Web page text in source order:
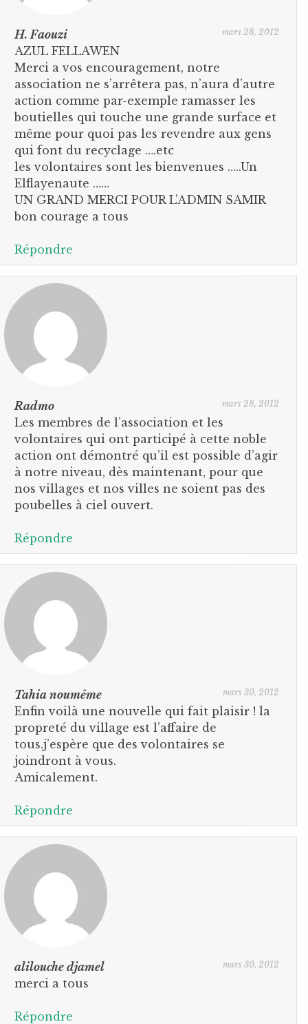
H. Faouzi mars 28, 2012
AZUL FELLAWEN
Merci a vos encouragement, notre
association ne s’arrêtera pas, n’aura d’autre
action comme par-exemple ramasser les
boutielles qui touche une grande surface et
même pour quoi pas les revendre aux gens
qui font du recyclage ….etc
les volontaires sont les bienvenues …..Un
Elflayenaute ……
UN GRAND MERCI POUR L’ADMIN SAMIR
bon courage a tous
Répondre
Radmo mars 28, 2012
Les membres de l’association et les
volontaires qui ont participé à cette noble
action ont démontré qu’il est possible d’agir
à notre niveau, dès maintenant, pour que
nos villages et nos villes ne soient pas des
poubelles à ciel ouvert.
Répondre
Tahia noumême mars 30, 2012
Enfin voilà une nouvelle qui fait plaisir ! la
propreté du village est l’affaire de
tous.j’espère que des volontaires se
joindront à vous.
Amicalement.
Répondre
alilouche djamel mars 30, 2012
merci a tous
Répondre